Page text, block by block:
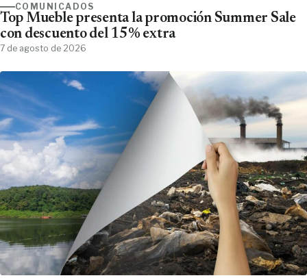
COMUNICADOS
Top Mueble presenta la promoción Summer Sale
con descuento del 15% extra
7 de agosto de 2026